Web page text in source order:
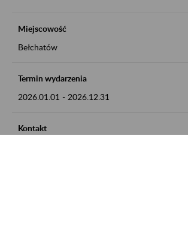
Miejscowość
Bełchatów
Termin wydarzenia
2026.01.01 - 2026.12.31
Kontakt